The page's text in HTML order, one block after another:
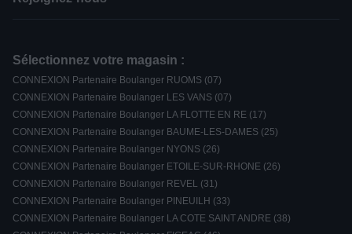
Sélectionnez votre magasin :
CONNEXION Partenaire Boulanger RUOMS (07)
CONNEXION Partenaire Boulanger LES VANS (07)
CONNEXION Partenaire Boulanger LA FLOTTE EN RE (17)
CONNEXION Partenaire Boulanger BAUME-LES-DAMES (25)
CONNEXION Partenaire Boulanger NYONS (26)
CONNEXION Partenaire Boulanger ETOILE-SUR-RHONE (26)
CONNEXION Partenaire Boulanger REVEL (31)
CONNEXION Partenaire Boulanger PINEUILH (33)
CONNEXION Partenaire Boulanger LA COTE SAINT ANDRE (38)